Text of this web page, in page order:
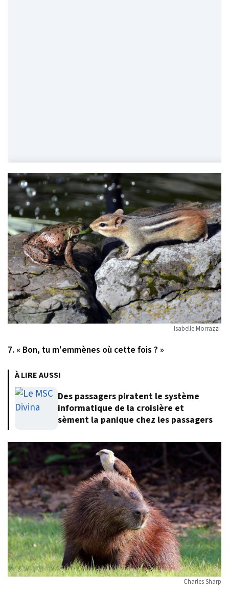
Isabelle Morrazzi
7. « Bon, tu m'emmènes où cette fois ? »
À LIRE AUSSI
Des passagers piratent le système
informatique de la croisière et
sèment la panique chez les passagers
Charles Sharp